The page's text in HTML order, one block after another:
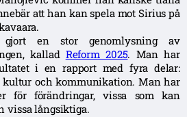
att han kan spela mot Sirius på
gjort en stor genomlysning av
kallad Reform 2025. Man har
i en rapport med fyra delar:
kultur och kommunikation. Man har
för förändringar, vissa som kan
vissa långsiktiga.